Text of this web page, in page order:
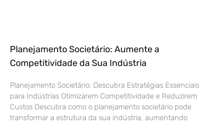
Planejamento Societário: Aumente a
Competitividade da Sua Indústria
Planejamento Societário: Descubra Estratégias Essenciais
para Indústrias Otimizarem Competitividade e Reduzirem
Custos Descubra como o planejamento societário pode
transformar a estrutura da sua indústria, aumentando